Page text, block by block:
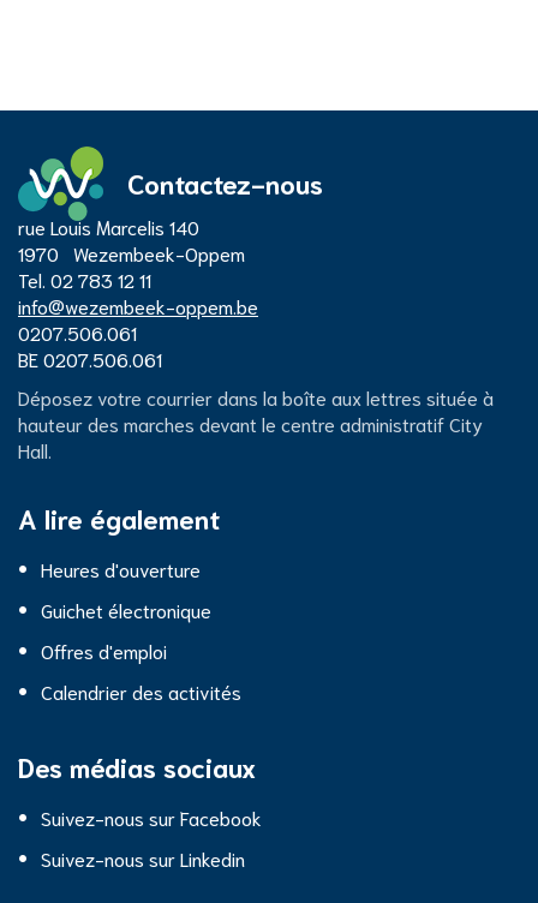
Contactez-nous
Centre
administratif
City
Hall
Adresse
rue Louis Marcelis 140
1970
Wezembeek-Oppem
Tél. 02 783 12 11
E-
mail
info@wezembeek-oppem.be
Numéro
d'entreprise
0207.506.061
Numéro
TVA
BE 0207.506.061
Déposez votre courrier dans la boîte aux lettres située à
hauteur des marches devant le centre administratif City
Hall.
A lire également
Heures d'ouverture
Guichet électronique
Offres d'emploi
Calendrier des activités
Des médias sociaux
Suivez-nous sur Facebook
Suivez-nous sur Linkedin